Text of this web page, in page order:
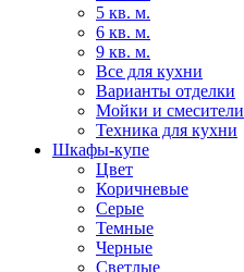
5 кв. м.
6 кв. м.
9 кв. м.
Все для кухни
Варианты отделки
Мойки и смесители
Техника для кухни
Шкафы-купе
Цвет
Коричневые
Серые
Темные
Черные
Светлые